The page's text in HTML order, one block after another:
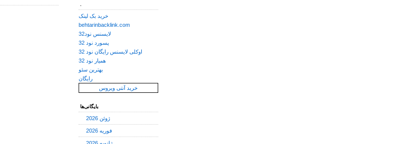
خرید بک لینک
behtarinbacklink.com
لایسنس نود32
پسورد نود 32
اوکلی لایسنس رایگان نود 32
همیار نود 32
بهترین سئو
رایگان
خرید آنتی ویروس
بایگانی‌ها
ژوئن 2026
فوریه 2026